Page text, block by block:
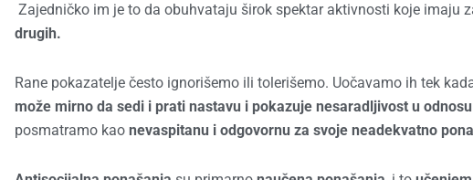
Zajedničko im je to da obuhvataju širok spektar aktivnosti koje imaju
drugih.
Rane pokazatelje često ignorišemo ili tolerišemo. Uočavamo ih tek
može mirno da sedi i prati nastavu i pokazuje nesaradljivost u
posmatramo kao nevaspitanu i odgovornu za svoje neadekvatno